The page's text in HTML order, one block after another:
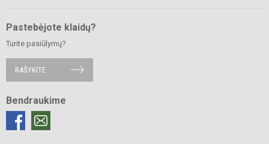
Pastebėjote klaidų?
Turite pasiūlymų?
RAŠYKITE
Bendraukime